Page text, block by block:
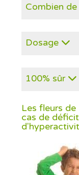
Combien
Dosage
100% sûr
Les fleurs
cas de